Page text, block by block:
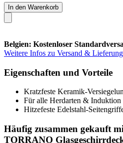
In den Warenkorb
Belgien: Kostenloser
Weitere Infos zu Versand & Lieferung
Eigenschaften und Vorteile
Kratzfeste Keramik-
Für alle Herdarten & Induktion
Hitzefeste Edelstahl-
Häufig zusammen gekauft
TORRANO